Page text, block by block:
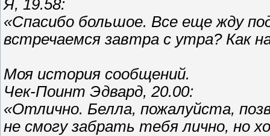
Я, 19.58:
«Спасибо большое. Все еще жду
встречаемся завтра с утра? Как
Моя история сообщений.
Чек-Поинт Эдвард, 20.00:
«Отлично. Белла, пожалуйста,
не смогу забрать тебя лично, но